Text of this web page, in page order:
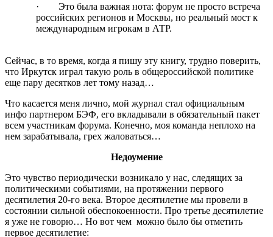
· Это была важная нота: форум не просто встреча
российских регионов и Москвы, но реальный мост к
международным игрокам в АТР.
Сейчас, в то время, когда я пишу эту книгу, трудно поверить,
что Иркутск играл такую роль в общероссийской политике
еще пару десятков лет тому назад…
Что касается меня лично, мой журнал стал официальным
инфо партнером БЭФ, его вкладывали в обязательный пакет
всем участникам форума. Конечно, моя команда неплохо на
нем зарабатывала, грех жаловаться…
Недоумение
Это чувство периодически возникало у нас, следящих за
политическими событиями, на протяжении первого
десятилетия 20-го века. Второе десятилетие мы провели в
состоянии сильной обеспокоенности. Про третье десятилетие
я уже не говорю… Но вот чем можно было бы отметить
первое десятилетие: